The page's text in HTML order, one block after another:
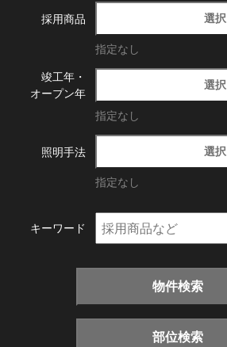
採用商品 選択
指定なし
竣工年・
オープン年
選択
指定なし
照明手法 選択
指定なし
キーワード
物件検索
部位検索